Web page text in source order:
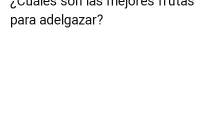
para adelgazar?